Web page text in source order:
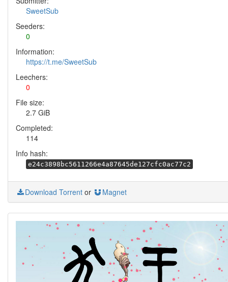
SweetSub
Seeders:
0
Information:
https://t.me/SweetSub
Leechers:
0
File size:
2.7 GiB
Completed:
114
Info hash:
e24c3898bc5611266e4a87645de127cfc0ac77c2
Download Torrent or Magnet